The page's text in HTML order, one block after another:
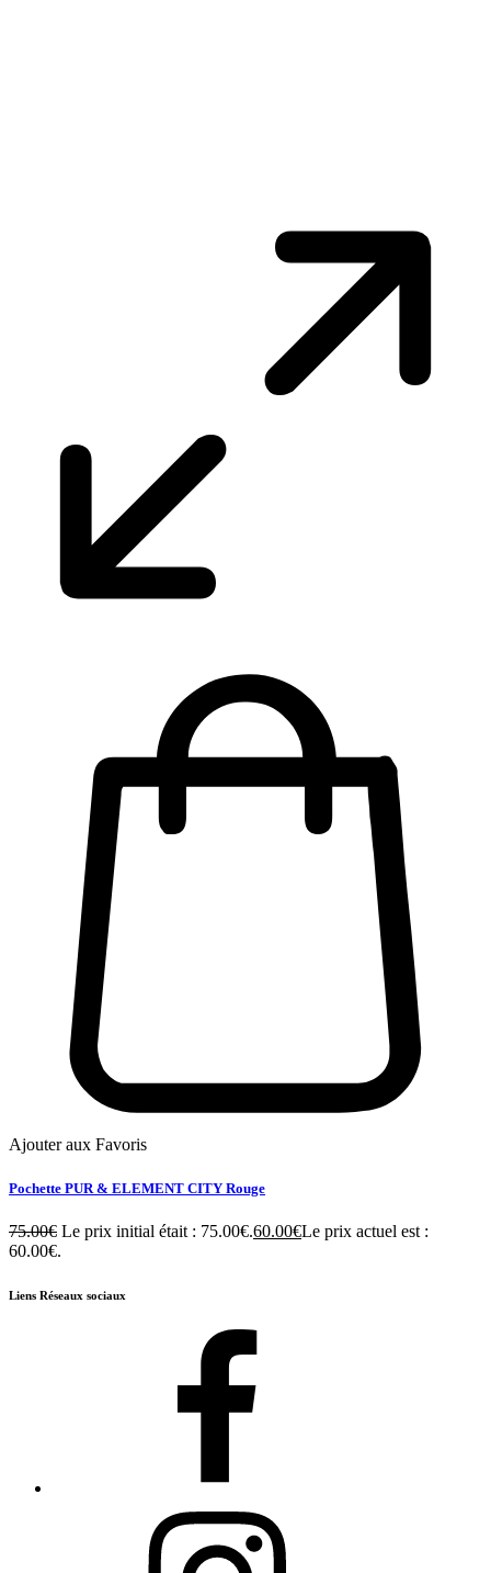
Ajouter aux Favoris
Pochette PUR & ELEMENT CITY Rouge
75.00€ Le prix initial était : 75.00€.60.00€Le prix actuel est :
60.00€.
Liens Réseaux sociaux